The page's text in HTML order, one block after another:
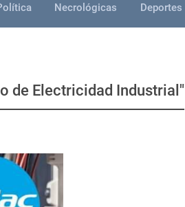
Necrológicas Deportes
de Electricidad Industrial"